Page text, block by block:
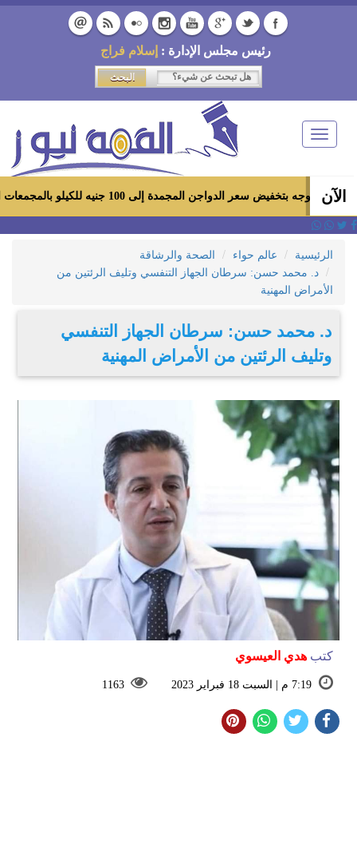
رئيس مجلس الإدارة : إسلام فراج
Toggle
navigation
الآن
الدواجن المجمدة إلى 100 جنيه للكيلو بالمجمعات الاستهلاكية ومعارض «أهلاً رمضان»
الرئيسية عالم حواء
الصحة والرشاقة
د. محمد حسن: سرطان الجهاز التنفسي وتليف الرئتين من
الأمراض المهنية
د. محمد حسن: سرطان الجهاز التنفسي
وتليف الرئتين من الأمراض المهنية
كتب هدي العيسوي
7:19 م | السبت 18 فبراير 2023 1163